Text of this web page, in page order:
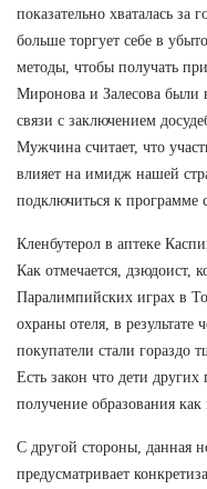
показательно хваталась за
больше торгует себе в
методы, чтобы получать
Миронова и Залесова были
связи с заключением
Мужчина считает, что
влияет на имидж нашей
подключиться к программе
Кленбутерол в аптеке
Как отмечается, дзюдоист,
Паралимпийских играх в
охраны отеля, в результате
покупатели стали гораздо
Есть закон что дети
получение образования как
С другой стороны, данная
предусматривает